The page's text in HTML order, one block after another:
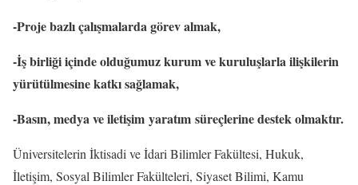
-Proje bazlı çalışmalarda görev almak,
-İş birliği içinde olduğumuz kurum ve kuruluşlarla ilişkilerin
yürütülmesine katkı sağlamak,
-Basın, medya ve iletişim yaratım süreçlerine destek olmaktır.
Üniversitelerin İktisadi ve İdari Bilimler Fakültesi, Hukuk,
İletişim, Sosyal Bilimler Fakülteleri, Siyaset Bilimi, Kamu